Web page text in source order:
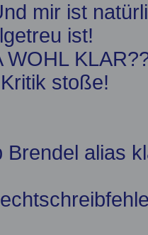
mir ist
ist!
WOHL
stoße!
Brendel alias